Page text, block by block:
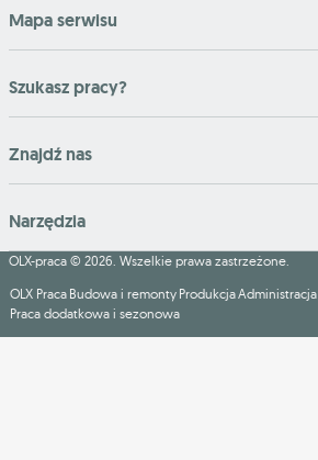
Mapa serwisu
Szukasz pracy?
Znajdź nas
Narzędzia
OLX-praca © 2026. Wszelkie prawa zastrzeżone.
OLX Praca Budowa i remonty ProdukcjaAdministracja
Praca dodatkowa i sezonowa